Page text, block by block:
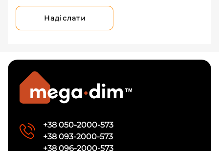
Надіслати
+38 050-2000-573
+38 093-2000-573
+38 096-2000-573